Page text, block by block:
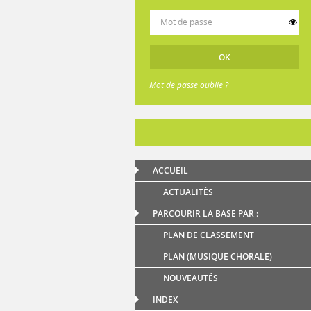
Mot de passe oublié ?
ACCUEIL
ACTUALITÉS
PARCOURIR LA BASE PAR :
PLAN DE CLASSEMENT
PLAN (MUSIQUE CHORALE)
NOUVEAUTÉS
INDEX